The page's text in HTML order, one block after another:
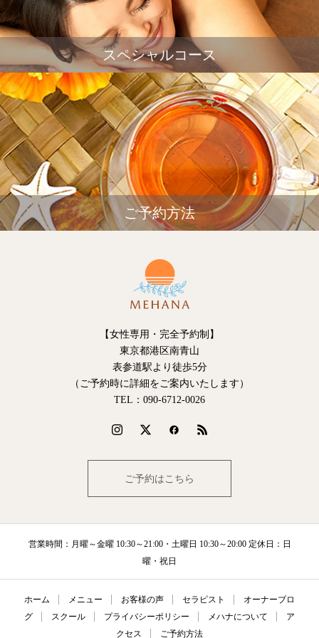
スペシャルコース
ご予約方法
【女性専用・完全予約制】
東京都港区南青山
表参道駅より徒歩5分
（ご予約時に詳細をご案内いたします）
TEL：090‐6712‐0026
ご予約はこちら
営業時間：月曜～金曜 10:30～21:00・土曜日 10:30～20:00 定休日：日
曜・祝日
ホーム メニュー お客様の声 セラピスト
オーナーブロ
グ
スクール プライバシーポリシー メハナについて
ア
クセス
ご予約方法